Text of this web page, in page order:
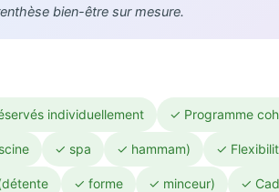
bien-être sur mesure.
individuellement ✓ Programme
✓ spa ✓ hammam) ✓
✓ forme ✓ minceur) ✓